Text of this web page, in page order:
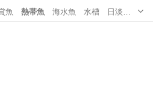
観賞魚 熱帯魚 海水魚 水槽 日淡